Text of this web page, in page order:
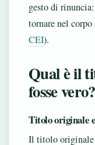
gesto di
tornare nel corpo
CEI).
Qual è il
fosse vero?
Titolo originale
Il titolo originale